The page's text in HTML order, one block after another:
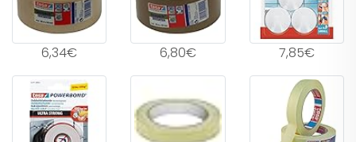
6,34€ 6,80€ 7,85€